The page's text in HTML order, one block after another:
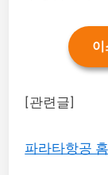
이
[관련글]
파라타항공